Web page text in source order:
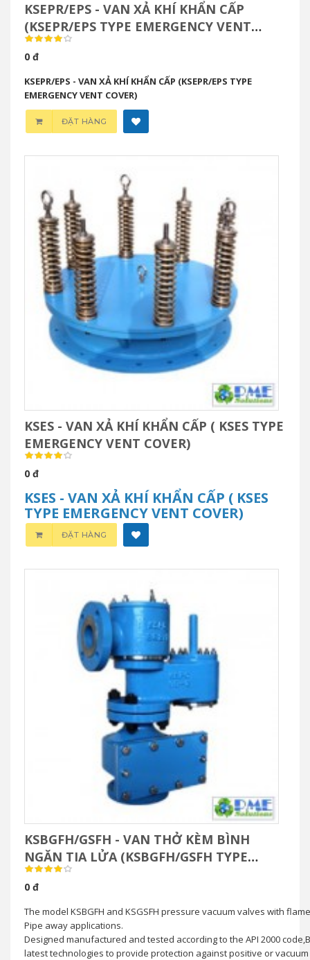
KSEPR/EPS - VAN XẢ KHÍ KHẨN CẤP
(KSEPR/EPS TYPE EMERGENCY VENT
COVER)
0 đ
KSEPR/EPS - VAN XẢ KHÍ KHẨN CẤP (KSEPR/EPS TYPE
EMERGENCY VENT COVER)
ĐẶT HÀNG
KSES - VAN XẢ KHÍ KHẨN CẤP ( KSES TYPE
EMERGENCY VENT COVER)
0 đ
KSES - VAN XẢ KHÍ KHẨN CẤP ( KSES
TYPE EMERGENCY VENT COVER)
ĐẶT HÀNG
KSBGFH/GSFH - VAN THỞ KÈM BÌNH
NGĂN TIA LỬA (KSBGFH/GSFH TYPE
BREATHER VALVE WITH FLAME ARRSTER)
0 đ
The model KSBGFH and KSGSFH pressure vacuum valves with
Pipe away applications.
Designed manufactured and tested according to the API 2000
latest technologies to provide protection against positive or